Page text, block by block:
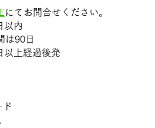
にてお問合せください。
以内
90日
上経過後発
カード